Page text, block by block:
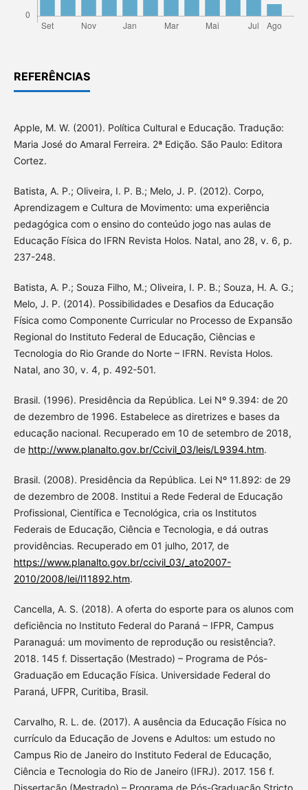
REFERÊNCIAS
Apple, M. W. (2001). Política Cultural e Educação. Tradução:
Maria José do Amaral Ferreira. 2ª Edição. São Paulo: Editora
Cortez.
Batista, A. P.; Oliveira, I. P. B.; Melo, J. P. (2012). Corpo,
Aprendizagem e Cultura de Movimento: uma experiência
pedagógica com o ensino do conteúdo jogo nas aulas de
Educação Física do IFRN Revista Holos. Natal, ano 28, v. 6, p.
237-248.
Batista, A. P.; Souza Filho, M.; Oliveira, I. P. B.; Souza, H. A. G.;
Melo, J. P. (2014). Possibilidades e Desafios da Educação
Física como Componente Curricular no Processo de Expansão
Regional do Instituto Federal de Educação, Ciências e
Tecnologia do Rio Grande do Norte – IFRN. Revista Holos.
Natal, ano 30, v. 4, p. 492-501.
Brasil. (1996). Presidência da República. Lei Nº 9.394: de 20
de dezembro de 1996. Estabelece as diretrizes e bases da
educação nacional. Recuperado em 10 de setembro de 2018,
de http://www.planalto.gov.br/Ccivil_03/leis/L9394.htm.
Brasil. (2008). Presidência da República. Lei Nº 11.892: de 29
de dezembro de 2008. Institui a Rede Federal de Educação
Profissional, Científica e Tecnológica, cria os Institutos
Federais de Educação, Ciência e Tecnologia, e dá outras
providências. Recuperado em 01 julho, 2017, de
https://www.planalto.gov.br/ccivil_03/_ato2007-
2010/2008/lei/l11892.htm.
Cancella, A. S. (2018). A oferta do esporte para os alunos com
deficiência no Instituto Federal do Paraná – IFPR, Campus
Paranaguá: um movimento de reprodução ou resistência?.
2018. 145 f. Dissertação (Mestrado) – Programa de Pós-
Graduação em Educação Física. Universidade Federal do
Paraná, UFPR, Curitiba, Brasil.
Carvalho, R. L. de. (2017). A ausência da Educação Física no
currículo da Educação de Jovens e Adultos: um estudo no
Campus Rio de Janeiro do Instituto Federal de Educação,
Ciência e Tecnologia do Rio de Janeiro (IFRJ). 2017. 156 f.
Dissertação (Mestrado) – Programa de Pós-Graduação Stricto